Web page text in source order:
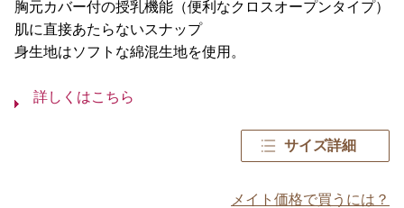
胸元カバー付の授乳機能（便利なクロスオープンタイプ）
肌に直接あたらないスナップ
身生地はソフトな綿混生地を使用。
詳しくはこちら
サイズ詳細
メイト価格で買うには？